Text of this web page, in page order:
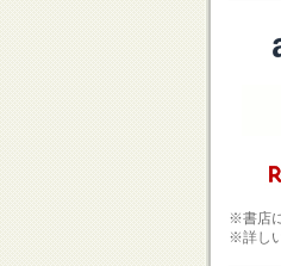
※書店
※詳し